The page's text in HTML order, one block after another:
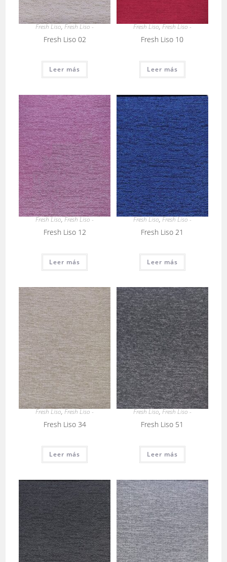
Fresh Liso,Fresh Liso -
Fresh Liso 02
Leer más
Fresh Liso,Fresh Liso -
Fresh Liso 10
Leer más
Fresh Liso,Fresh Liso -
Fresh Liso 12
Leer más
Fresh Liso,Fresh Liso -
Fresh Liso 21
Leer más
Fresh Liso,Fresh Liso -
Fresh Liso 34
Leer más
Fresh Liso,Fresh Liso -
Fresh Liso 51
Leer más